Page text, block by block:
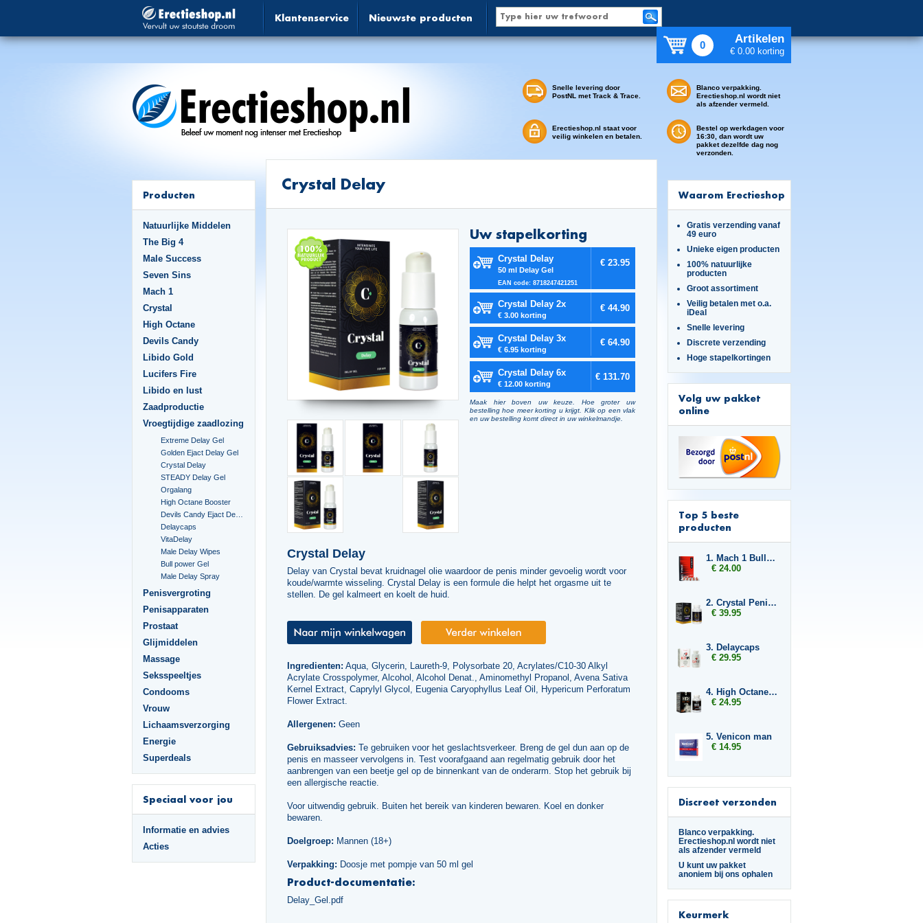
Klantenservice Nieuwste producten
0 Artikelen
€ 0.00 korting
Snelle levering door
PostNL met Track & Trace.
Erectieshop.nl staat voor
veilig winkelen en betalen.
Blanco verpakking.
Erectieshop.nl wordt niet
als afzender vermeld.
Bestel op werkdagen voor
16:30, dan wordt uw
pakket dezelfde dag nog
verzonden.
Producten
Natuurlijke Middelen
The Big 4
Male Success
Seven Sins
Mach 1
Crystal
High Octane
Devils Candy
Libido Gold
Lucifers Fire
Libido en lust
Zaadproductie
Vroegtijdige zaadlozing
Extreme Delay Gel
Golden Ejact Delay Gel
Crystal Delay
STEADY Delay Gel
Orgalang
High Octane Booster
Delaycaps
VitaDelay
Male Delay Wipes
Bull power Gel
Male Delay Spray
Penisvergroting
Penisapparaten
Prostaat
Glijmiddelen
Massage
Seksspeeltjes
Condooms
Vrouw
Lichaamsverzorging
Energie
Superdeals
Speciaal voor jou
Informatie en advies
Acties
Crystal Delay
Uw stapelkorting
Crystal Delay
50 ml Delay Gel
EAN code: 8718247421251
€ 23.95
Crystal Delay 2x
€ 3.00 korting
€ 44.90
Crystal Delay 3x
€ 6.95 korting
€ 64.90
Crystal Delay 6x
€ 12.00 korting
€ 131.70
Maak hier boven uw keuze. Hoe groter uw
bestelling hoe meer korting u krijgt. Klik op een vlak
en uw bestelling komt direct in uw winkelmandje.
Crystal Delay
Delay van Crystal bevat kruidnagel olie waardoor de penis minder gevoelig wordt voor
koude/warmte wisseling. Crystal Delay is een formule die helpt het orgasme uit te
stellen. De gel kalmeert en koelt de huid.
Ingredienten: Aqua, Glycerin, Laureth-9, Polysorbate 20, Acrylates/C10-30 Alkyl
Acrylate Crosspolymer, Alcohol, Alcohol Denat., Aminomethyl Propanol, Avena Sativa
Kernel Extract, Caprylyl Glycol, Eugenia Caryophyllus Leaf Oil, Hypericum Perforatum
Flower Extract.
Allergenen: Geen
Gebruiksadvies: Te gebruiken voor het geslachtsverkeer. Breng de gel dun aan op de
penis en masseer vervolgens in. Test voorafgaand aan regelmatig gebruik door het
aanbrengen van een beetje gel op de binnenkant van de onderarm. Stop het gebruik bij
een allergische reactie.
Voor uitwendig gebruik. Buiten het bereik van kinderen bewaren. Koel en donker
bewaren.
Doelgroep: Mannen (18+)
Verpakking: Doosje met pompje van 50 ml gel
Product-documentatie:
Delay_Gel.pdf
Waarom Erectieshop
Gratis verzending vanaf
49 euro
Unieke eigen producten
100% natuurlijke
producten
Groot assortiment
Veilig betalen met o.a.
iDeal
Snelle levering
Discrete verzending
Hoge stapelkortingen
Volg uw pakket
online
Top 5 beste
producten
1. Mach 1 Bull Force
€ 24.00
2. Crystal Penis Boost
€ 39.95
3. Delaycaps
€ 29.95
4. High Octane Dynamite
€ 24.95
5. Venicon man
€ 14.95
Discreet verzonden
Blanco verpakking.
Erectieshop.nl wordt niet
als afzender vermeld
U kunt uw pakket
anoniem bij ons ophalen
Keurmerk